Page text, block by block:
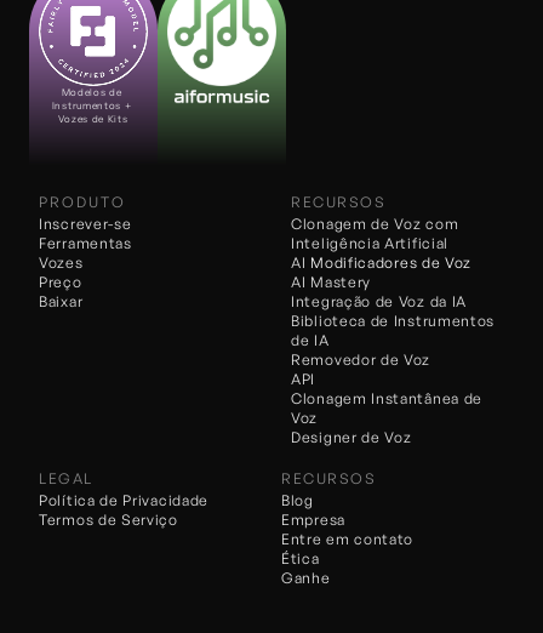
Modelos de
Instrumentos +
Vozes de Kits
PRODUTO
Inscrever-se
Ferramentas
Vozes
Preço
Baixar
RECURSOS
Clonagem de Voz com
Inteligência Artificial
Integração de Voz da IA
AI Modificadores de Voz
AI Mastery
Biblioteca de Instrumentos
de IA
Removedor de Voz
API
Clonagem Instantânea de
Voz
Designer de Voz
LEGAL
Política de Privacidade
Termos de Serviço
RECURSOS
Blog
Empresa
Entre em contato
Ética
Ganhe